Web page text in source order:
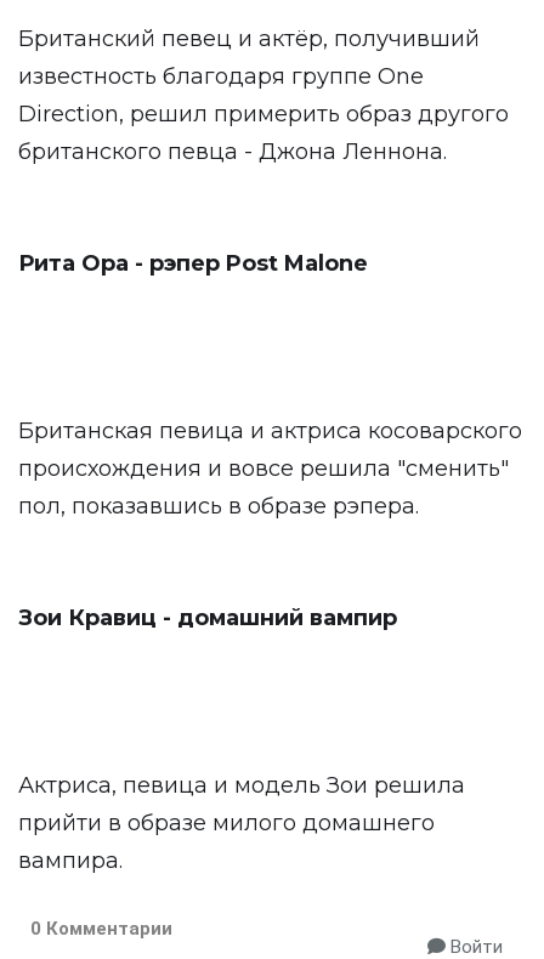
Британский певец и актёр, получивший
известность благодаря группе One
Direction, решил примерить образ другого
британского певца - Джона Леннона.
Рита Ора - рэпер Post Malone
Британская певица и актриса косоварского
происхождения и вовсе решила "сменить"
пол, показавшись в образе рэпера.
Зои Кравиц - домашний вампир
Актриса, певица и модель Зои решила
прийти в образе милого домашнего
вампира.
0 Комментарии
Войти